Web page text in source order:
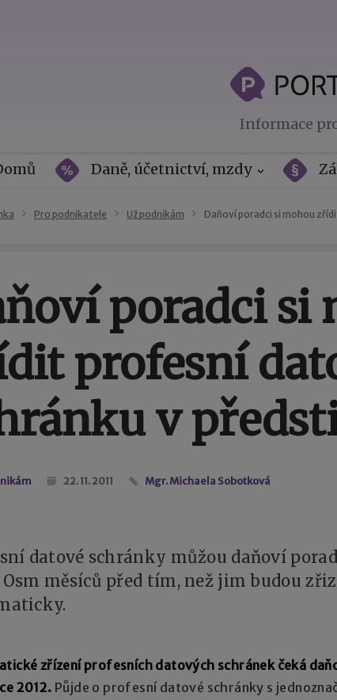
Informace
Daně, účetnictví, mzdy
Pro podnikatele Už podnikám Daňoví poradci si mohou
poradci si
profesní
v
22. 11. 2011 Mgr. Michaela Sobotková
datové schránky můžou daňoví
Osm měsíců před tím, než jim budou
zřízení profesních datových schránek čeká
2012. Půjde o profesní datové schránky s